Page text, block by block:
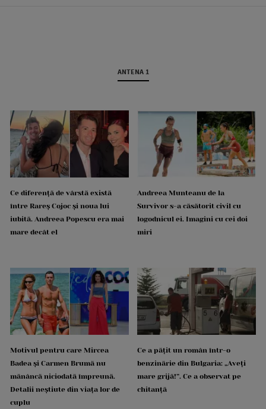
ANTENA 1
Ce diferență de vârstă există
între Rareș Cojoc și noua lui
iubită. Andreea Popescu era mai
mare decât el
Andreea Munteanu de la
Survivor s-a căsătorit civil cu
logodnicul ei. Imagini cu cei doi
miri
Motivul pentru care Mircea
Badea și Carmen Brumă nu
mănâncă niciodată împreună.
Detalii neștiute din viața lor de
cuplu
Ce a pățit un român într-o
benzinărie din Bulgaria: „Aveți
mare grijă!”. Ce a observat pe
chitanță